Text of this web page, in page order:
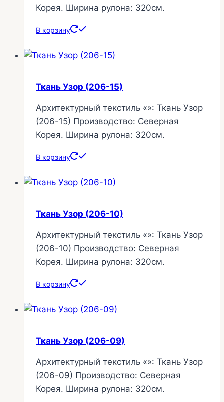
Корея. Ширина рулона: 320см.
В корзину
Ткань Узор (206-15)
Архитектурный текстиль «»: Ткань Узор
(206-15) Производство: Северная
Корея. Ширина рулона: 320см.
В корзину
Ткань Узор (206-10)
Архитектурный текстиль «»: Ткань Узор
(206-10) Производство: Северная
Корея. Ширина рулона: 320см.
В корзину
Ткань Узор (206-09)
Архитектурный текстиль «»: Ткань Узор
(206-09) Производство: Северная
Корея. Ширина рулона: 320см.